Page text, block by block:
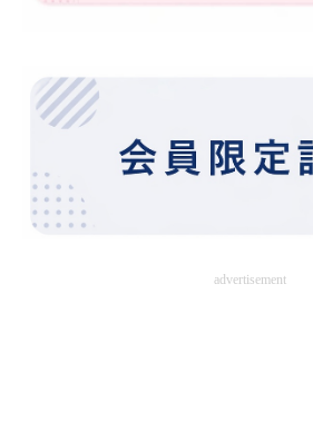
AI活用のいまが分かる
企業ITのトレンドを詳説
経営リーダーのコミュニティ
advertisement